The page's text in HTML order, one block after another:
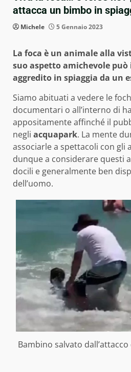
attacca un bimbo in
Michele 5 Gennaio 2023
La foca è un animale alla
suo aspetto amichevole
aggredito in spiaggia da un
Siamo abituati a vedere le
documentari o all’interno di
appositamente affinché il
negli acquapark. La mente
associarle a spettacoli con gli
dunque a considerare questi
docili e generalmente ben
dell’uomo.
Bambino salvato